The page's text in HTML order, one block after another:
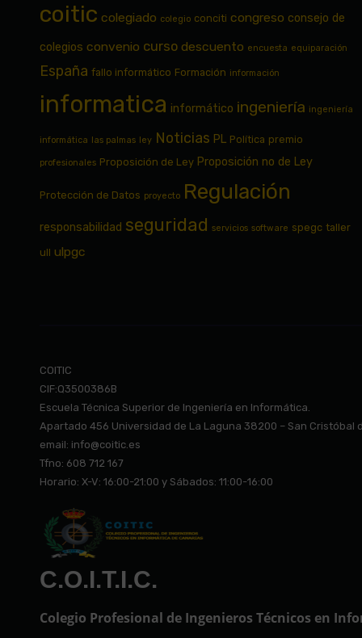
coitic colegiado colegio conciti congreso consejo de
colegios convenio curso descuento encuesta equiparación
España fallo informático Formación información
informatica informático ingeniería ingeniería
informática las palmas ley Noticias PL Política premio
profesionales Proposición de Ley Proposición no de Ley
Protección de Datos proyecto Regulación
responsabilidad seguridad servicios software spegc taller
ull ulpgc
COITIC
CIF:Q3500386B
Escuela Técnica Superior de Ingeniería en Informática.
Apartado 456 Universidad de La Laguna 38200 – San Cristóbal
email: info@coitic.es
Tfno: 608 712 167
Horario: X-V: 16:00-21:00 y Sábados: 11:00-16:00
C.O.I.T.I.C.
Colegio Profesional de Ingenieros Técnicos en